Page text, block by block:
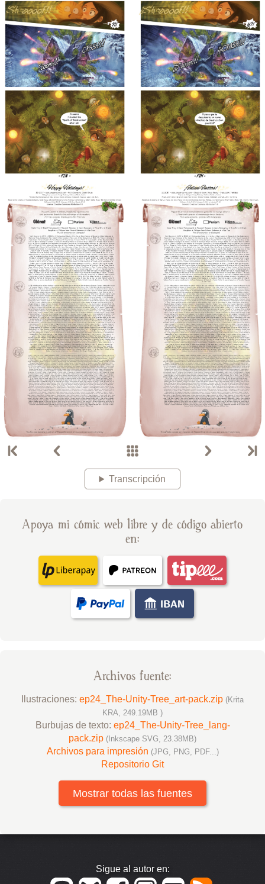
Transcripción
Apoya mi cómic web libre y de código abierto
en:
Archivos fuente:
Ilustraciones: ep24_The-Unity-Tree_art-pack.zip (Krita
KRA, 249.19MB )
Burbujas de texto: ep24_The-Unity-Tree_lang-
pack.zip (Inkscape SVG, 23.38MB)
Archivos para impresión (JPG, PNG, PDF...)
Repositorio Git
Mostrar todas las fuentes
Sigue al autor en: